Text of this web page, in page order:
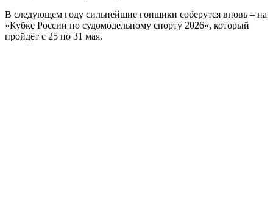
В следующем году сильнейшие гонщики соберутся вновь – на
«Кубке России по судомодельному спорту 2026», который
пройдёт с 25 по 31 мая.